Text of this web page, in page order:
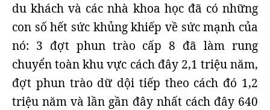
du khách và các nhà khoa học đã có những
con số hết sức khủng khiếp về sức mạnh của
nó: 3 đợt phun trào cấp 8 đã làm rung
chuyển toàn khu vực cách đây 2,1 triệu năm,
đợt phun trào dữ dội tiếp theo cách đó 1,2
triệu năm và lần gần đây nhất cách đây 640